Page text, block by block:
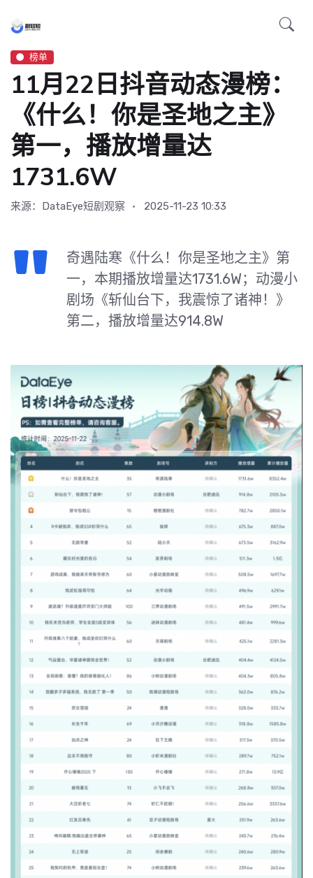
榜单
11月22日抖音动态漫榜：
《什么！你是圣地之主》
第一，播放增量达
1731.6W
来源：DataEye短剧观察 2025-11-23 10:33
奇遇陆寒《什么！你是圣地之主》第
一，本期播放增量达1731.6W；动漫小
剧场《斩仙台下，我震惊了诸神！》
第二，播放增量达914.8W